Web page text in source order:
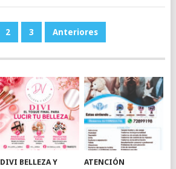
2 3 Anteriores
DIVI BELLEZA Y
ATENCIÓN